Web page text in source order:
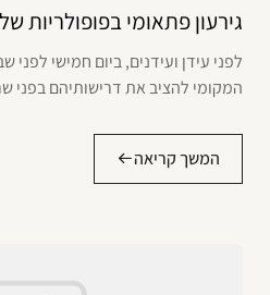
גירעון פתאומי בפופולריות
לפני עידן ועידנים, ביום חמישי לפני
המקומי להציב את דרישותיהם בפני
המשך קריאה